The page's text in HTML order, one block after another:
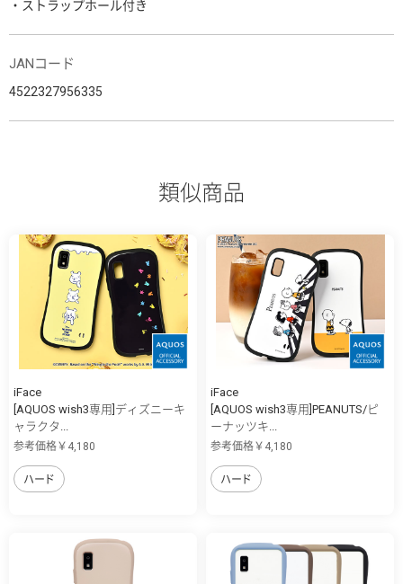
・ストラップホール付き
JANコード
4522327956335
類似商品
iFace
[AQUOS wish3専用]ディズニーキ
ャラクタ...
参考価格￥4,180
ハード
iFace
[AQUOS wish3専用]PEANUTS/ピ
ーナッツキ...
参考価格￥4,180
ハード